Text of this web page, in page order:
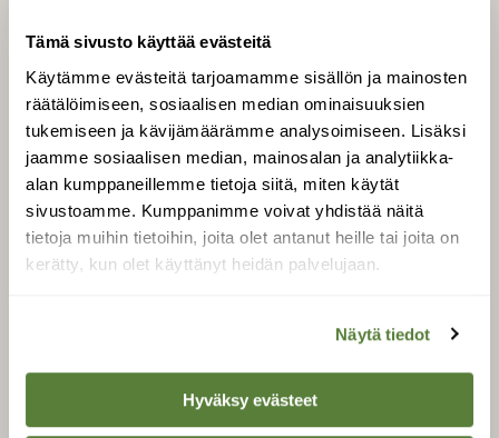
Tämä sivusto käyttää evästeitä
Käytämme evästeitä tarjoamamme sisällön ja mainosten
räätälöimiseen, sosiaalisen median ominaisuuksien
tukemiseen ja kävijämäärämme analysoimiseen. Lisäksi
jaamme sosiaalisen median, mainosalan ja analytiikka-
alan kumppaneillemme tietoja siitä, miten käytät
sivustoamme. Kumppanimme voivat yhdistää näitä
tietoja muihin tietoihin, joita olet antanut heille tai joita on
kerätty, kun olet käyttänyt heidän palvelujaan.
Näytä tiedot
Hyväksy evästeet
Tilaa digilukuoikeus
Äänestä parasta juttua
Tilaa uutiskirje
SUOMEN LUONNON­
SUOJELU­LIITTO
Suomen Luonto -lehden
luonnonsuojelu­liitto.